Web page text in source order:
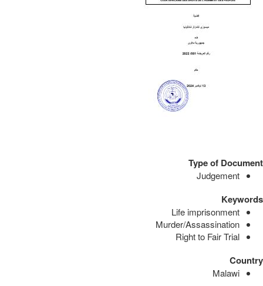
Type of Document
Judgement
Keywords
Life imprisonment
Murder/Assassination
Right to Fair Trial
Country
Malawi